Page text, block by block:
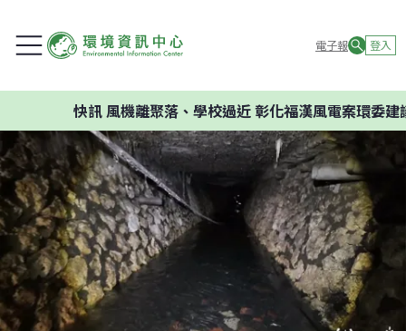
電子報 登入
風機離聚落、學校過近 彰化福漢風電案環委建議不應開